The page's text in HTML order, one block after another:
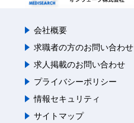
会社概要
求職者の方のお問い合わせ
求人掲載のお問い合わせ
プライバシーポリシー
情報セキュリティ
サイトマップ